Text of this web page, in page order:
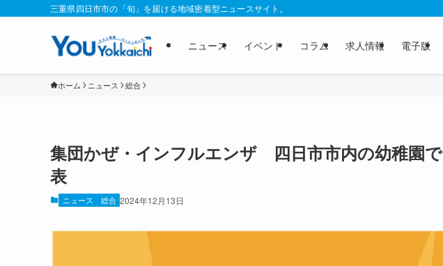
三重県四日市市の「旬」を届ける地域密着型ニュースサイト。
ニュース イベント コラム 求人情報 電子版
ホーム ニュース 総合
集団かぜ・インフルエンザ 四日市市内の幼稚園
表
ニュース 総合 2024年12月13日